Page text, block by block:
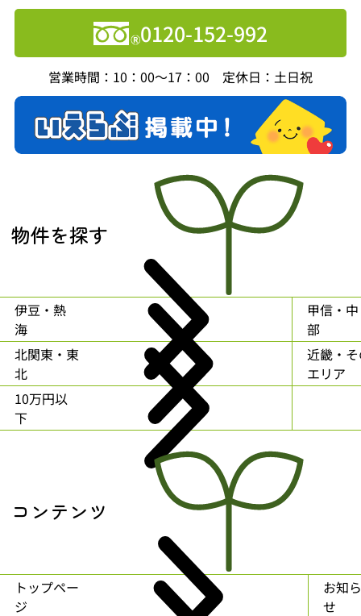
0120-152-992
営業時間：10：00～17：00 定休日：土日祝
物件を探す
伊豆・熱
海
甲信・中
部
北関東・東
北
近畿・
エリア
10万円以
下
コンテンツ
トップペー
ジ
お知ら
せ